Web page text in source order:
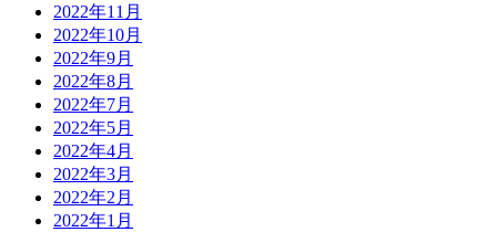
2022年11月
2022年10月
2022年9月
2022年8月
2022年7月
2022年5月
2022年4月
2022年3月
2022年2月
2022年1月